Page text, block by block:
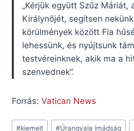
„Kérjük együtt Szűz Máriát,
Királynőjét, segítsen
körülmények között Fia
lehessünk, és nyújtsunk
testvéreinknek, akik ma a
szenvednek”.
Forrás: Vatican News
Post
#kiemelt #Úrangyala imádság